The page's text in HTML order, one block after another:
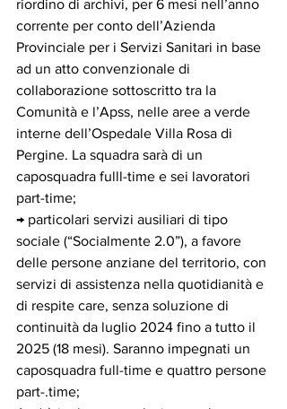
riordino di archivi, per 6 mesi nell’anno
corrente per conto dell’Azienda
Provinciale per i Servizi Sanitari in base
ad un atto convenzionale di
collaborazione sottoscritto tra la
Comunità e l’Apss, nelle aree a verde
interne dell’Ospedale Villa Rosa di
Pergine. La squadra sarà di un
caposquadra fulll-time e sei lavoratori
part-time;
→ particolari servizi ausiliari di tipo
sociale (“Socialmente 2.0”), a favore
delle persone anziane del territorio, con
servizi di assistenza nella quotidianità e
di respite care, senza soluzione di
continuità da luglio 2024 fino a tutto il
2025 (18 mesi). Saranno impegnati un
caposquadra full-time e quattro persone
part-.time;